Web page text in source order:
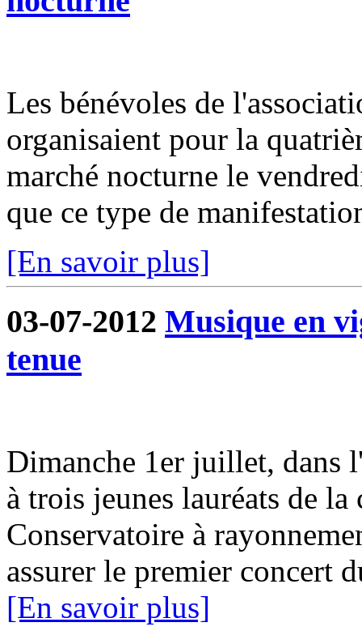
Les bénévoles de
organisaient pour la
marché nocturne le
que ce type de
[En savoir plus]
03-07-2012 Musique en
tenue
Dimanche 1er juillet, dans
à trois jeunes lauréats de
Conservatoire à
assurer le premier concert
[En savoir plus]